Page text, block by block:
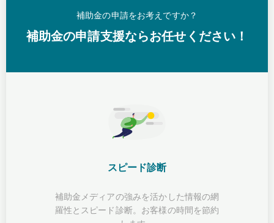
補助金の申請をお考えですか？
補助金の申請支援ならお任せください！
スピード診断
補助金メディアの強みを活かした情報の網
羅性とスピード診断。お客様の時間を節約